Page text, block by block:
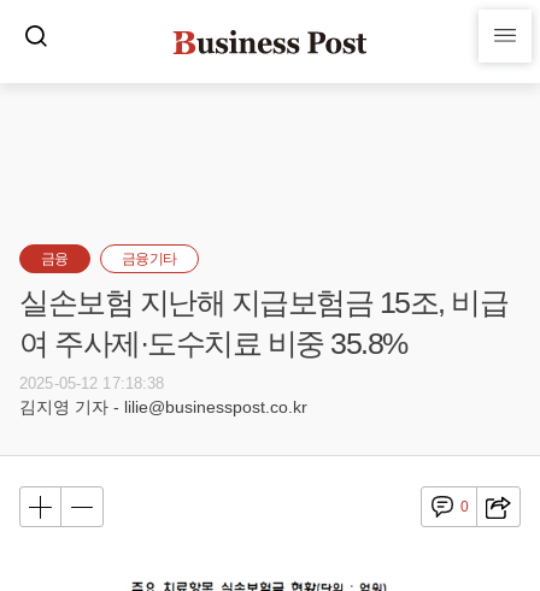
금융 금융기타
실손보험 지난해 지급보험금 15조, 비급
여 주사제·도수치료 비중 35.8%
2025-05-12 17:18:38
김지영 기자 - lilie@businesspost.co.kr
0